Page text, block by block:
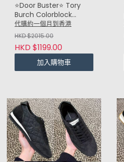
⭐Door Buster⭐ Tory
Burch Colorblock
platform sneakers
4cm 厚底波鞋 (黑
Black)
代購約一個月到香港
HKD $2015.00
HKD $1199.00
加入購物車